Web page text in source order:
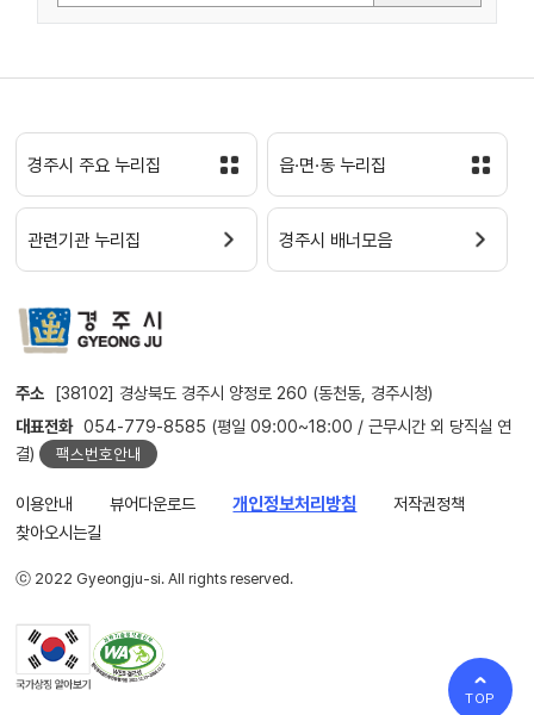
경주시 주요 누리집 읍·면·동 누리집
관련기관 누리집 경주시 배너모음
주소 [38102] 경상북도 경주시 양정로 260 (동천동, 경주시청)
대표전화 054-779-8585 (평일 09:00~18:00 / 근무시간 외 당직실 연
결)
팩스번호안내
이용안내 뷰어다운로드 개인정보처리방침
저작권정책
찾아오시는길
ⓒ 2022 Gyeongju-si. All rights reserved.
TOP